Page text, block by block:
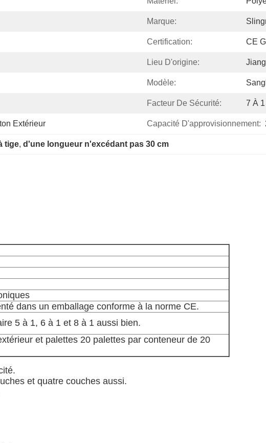
Marque:
Certification: CE
Lieu D'origine:
Modèle:
Facteur De Sécurité: 7 À 1
Extérieur Capacité D'approvisionnement:
tige, d'une longueur n'excédant pas 30 cm
dans un emballage conforme à la norme CE.
5 à 1, 6 à 1 et 8 à 1 aussi bien.
et palettes 20 palettes par conteneur de 20
et quatre couches aussi.